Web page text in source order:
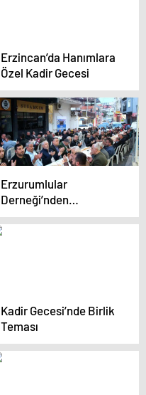
Erzincan’da Hanımlara
Özel Kadir Gecesi
Erzurumlular
Derneği’nden
Geleneksel İftar
Programı
Kadir Gecesi’nde Birlik
Teması